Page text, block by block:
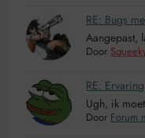
RE: Bugs
Aangepast,
Door
RE:
Ugh, ik
Door Forum